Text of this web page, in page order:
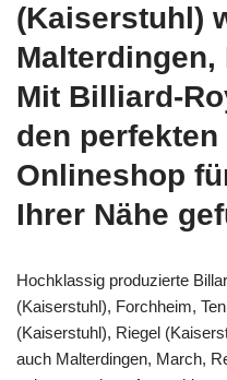
(Kaiserstuhl)
Malterdingen,
Mit Billiard-
den
Onlineshop
Ihrer Nähe
Hochklassig produzierte
(Kaiserstuhl), Forchheim,
(Kaiserstuhl), Riegel
auch Malterdingen, March,